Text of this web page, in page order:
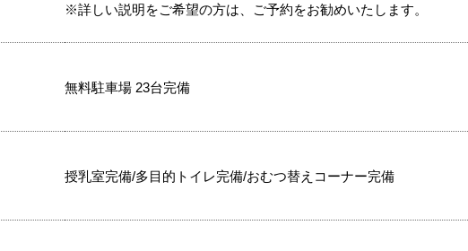
※詳しい説明をご希望の方は、ご予約をお勧めいたします。
無料駐車場 23台完備
授乳室完備/多目的トイレ完備/おむつ替えコーナー完備